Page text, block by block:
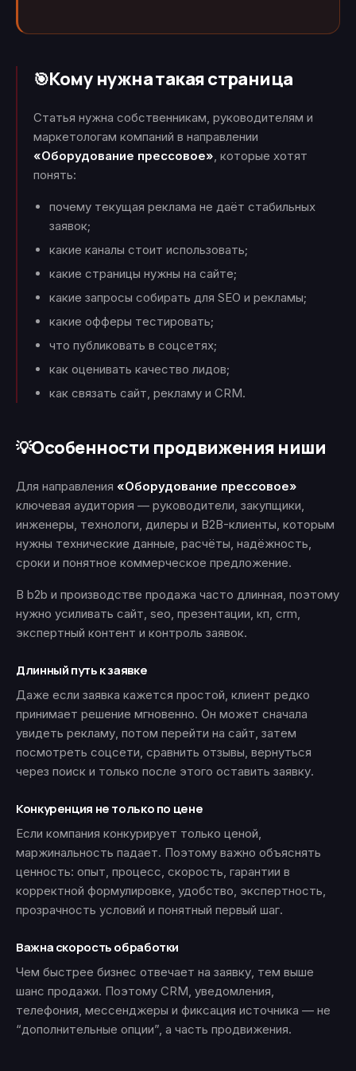
🎯Кому нужна такая страница
Статья нужна собственникам, руководителям и
маркетологам компаний в направлении
«Оборудование прессовое», которые хотят
понять:
почему текущая реклама не даёт стабильных
заявок;
какие каналы стоит использовать;
какие страницы нужны на сайте;
какие запросы собирать для SEO и рекламы;
какие офферы тестировать;
что публиковать в соцсетях;
как оценивать качество лидов;
как связать сайт, рекламу и CRM.
💡Особенности продвижения ниши
Для направления «Оборудование прессовое»
ключевая аудитория — руководители, закупщики,
инженеры, технологи, дилеры и B2B-клиенты, которым
нужны технические данные, расчёты, надёжность,
сроки и понятное коммерческое предложение.
В b2b и производстве продажа часто длинная, поэтому
нужно усиливать сайт, seo, презентации, кп, crm,
экспертный контент и контроль заявок.
Длинный путь к заявке
Даже если заявка кажется простой, клиент редко
принимает решение мгновенно. Он может сначала
увидеть рекламу, потом перейти на сайт, затем
посмотреть соцсети, сравнить отзывы, вернуться
через поиск и только после этого оставить заявку.
Конкуренция не только по цене
Если компания конкурирует только ценой,
маржинальность падает. Поэтому важно объяснять
ценность: опыт, процесс, скорость, гарантии в
корректной формулировке, удобство, экспертность,
прозрачность условий и понятный первый шаг.
Важна скорость обработки
Чем быстрее бизнес отвечает на заявку, тем выше
шанс продажи. Поэтому CRM, уведомления,
телефония, мессенджеры и фиксация источника — не
“дополнительные опции”, а часть продвижения.